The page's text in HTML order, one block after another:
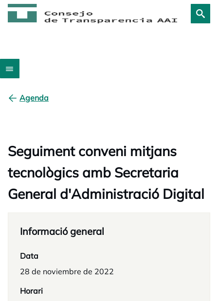
Agenda
Seguiment conveni mitjans
tecnològics amb Secretaria
General d'Administració Digital
Informació general
Data
28 de noviembre de 2022
Horari